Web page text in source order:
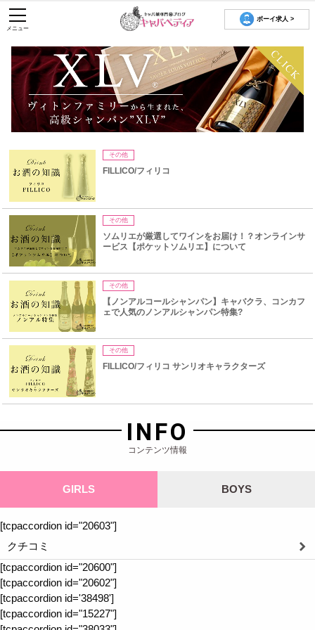
ボーイ求人 >
メニュー
その他
FILLICO/フィリコ
その他
ソムリエが厳選してワインをお届け！？オンラインサ
ービス【ポケットソムリエ】について
その他
【ノンアルコールシャンパン】キャバクラ、コンカフ
ェで人気のノンアルシャンパン特集?
その他
FILLICO/フィリコ サンリオキャラクターズ
INFO
コンテンツ情報
GIRLS BOYS
[tcpaccordion id="20603"]
クチコミ
[tcpaccordion id="20600"]
[tcpaccordion id="20602"]
[tcpaccordion id='38498']
[tcpaccordion id="15227"]